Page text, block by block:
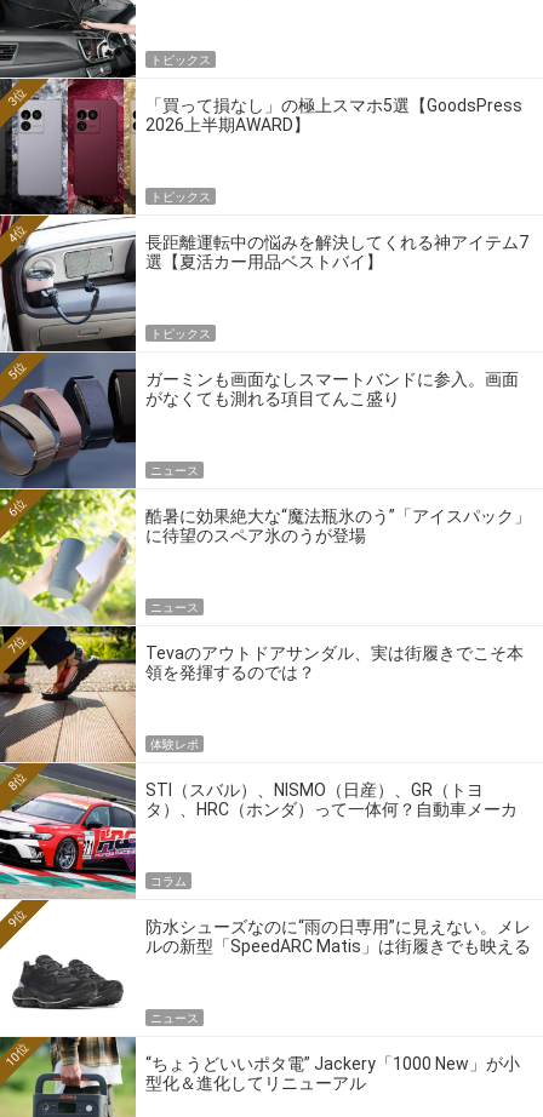
トピックス
「買って損なし」の極上スマホ5選【GoodsPress
2026上半期AWARD】
3位
トピックス
長距離運転中の悩みを解決してくれる神アイテム7
選【夏活カー用品ベストバイ】
4位
トピックス
ガーミンも画面なしスマートバンドに参入。画面
がなくても測れる項目てんこ盛り
5位
ニュース
酷暑に効果絶大な“魔法瓶氷のう”「アイスパック」
に待望のスペア氷のうが登場
6位
ニュース
Tevaのアウトドアサンダル、実は街履きでこそ本
領を発揮するのでは？
7位
体験レポ
STI（スバル）、NISMO（日産）、GR（トヨ
タ）、HRC（ホンダ）って一体何？自動車メーカ
8位
コラム
防水シューズなのに“雨の日専用”に見えない。メレ
ルの新型「SpeedARC Matis」は街履きでも映える
9位
ニュース
“ちょうどいいポタ電” Jackery「1000 New」が小
型化＆進化してリニューアル
10位